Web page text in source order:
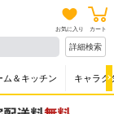
お気に入り カート
詳細検索
ム＆キッチン キャラク